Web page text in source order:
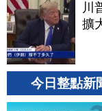
川
擴
今日整點新